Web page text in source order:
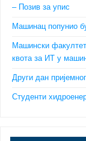
– Позив за упис
Машинац попунио
Машински
квота за ИТ у
Други дан
Студенти